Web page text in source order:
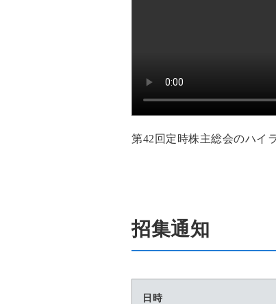
第42回定時株主総会のハイ
招集通知
日時